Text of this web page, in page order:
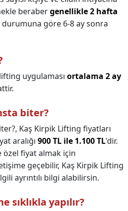
berabergenellikle 2 hafta
durumuna göre 6-8 ay sonra
uygulaması ortalama 2 ay
biter?
Kaş Kirpik Lifting fiyatları
aralığı 900 TL ile 1.100 TL'dir.
özel fiyat almak için
geçebilir, Kaş Kirpik Lifting
ayrıntılı bilgi alabilirsin.
sıklıkla yapılır?